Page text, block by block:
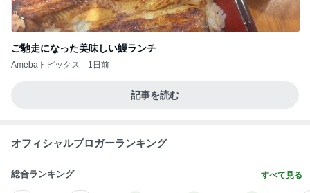
ご馳走になった美味しい鰻ランチ
Amebaトピックス 1日前
記事を読む
オフィシャルブロガーランキング
総合ランキング すべて見る